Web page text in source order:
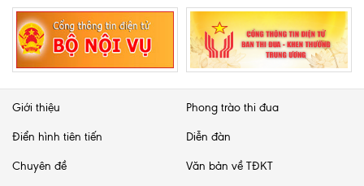
Giới thiệu Phong trào thi đua
Điển hình tiên tiến Diễn đàn
Chuyên đề Văn bản về TĐKT